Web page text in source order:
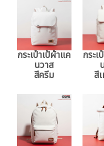
กระเป๋าเป้ผ้าแค
นวาส
สีครีม
กระเ
สี